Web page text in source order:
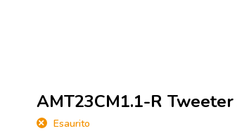
AMT23CM1.1-R
Esaurito